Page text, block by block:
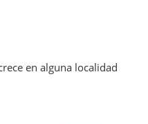
en alguna localidad